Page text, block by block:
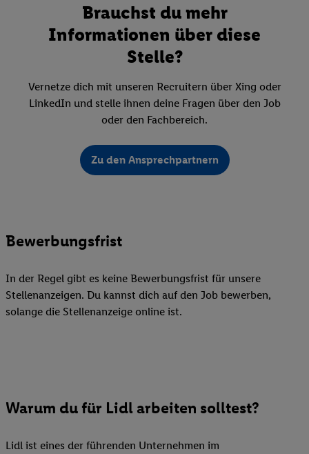
Brauchst du mehr
Informationen über diese
Stelle?
Vernetze dich mit unseren Recruitern über Xing oder
LinkedIn und stelle ihnen deine Fragen über den Job
oder den Fachbereich.
Zu den Ansprechpartnern
Bewerbungsfrist
In der Regel gibt es keine Bewerbungsfrist für unsere
Stellenanzeigen. Du kannst dich auf den Job bewerben,
solange die Stellenanzeige online ist.
Warum du für Lidl arbeiten solltest?
Lidl ist eines der führenden Unternehmen im